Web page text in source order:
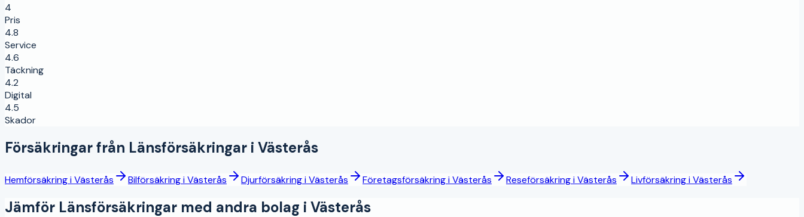
4
Pris
4.8
Service
4.6
Täckning
4.2
Digital
4.5
Skador
Försäkringar från Länsförsäkringar i Västerås
HemförsäkringiVästerås BilförsäkringiVästerås DjurförsäkringiVästerås FöretagsförsäkringiVästerås ReseförsäkringiVästerås LivförsäkringiVästerås
Jämför Länsförsäkringar med andra bolag i Västerås